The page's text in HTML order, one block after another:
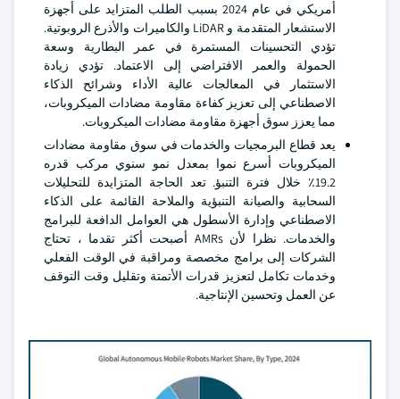
أمريكي في عام 2024 بسبب الطلب المتزايد على أجهزة
الاستشعار المتقدمة و LiDAR والكاميرات والأذرع الروبوتية.
تؤدي التحسينات المستمرة في عمر البطارية وسعة
الحمولة والعمر الافتراضي إلى الاعتماد. تؤدي زيادة
الاستثمار في المعالجات عالية الأداء وشرائح الذكاء
الاصطناعي إلى تعزيز كفاءة مقاومة مضادات الميكروبات،
مما يعزز سوق أجهزة مقاومة مضادات الميكروبات.
يعد قطاع البرمجيات والخدمات في سوق مقاومة مضادات
الميكروبات أسرع نموا بمعدل نمو سنوي مركب قدره
19.2٪ خلال فترة التنبؤ. تعد الحاجة المتزايدة للتحليلات
السحابية والصيانة التنبؤية والملاحة القائمة على الذكاء
الاصطناعي وإدارة الأسطول هي العوامل الدافعة للبرامج
والخدمات. نظرا لأن AMRs أصبحت أكثر تقدما ، تحتاج
الشركات إلى برامج مخصصة ومراقبة في الوقت الفعلي
وخدمات تكامل لتعزيز قدرات الأتمتة وتقليل وقت التوقف
عن العمل وتحسين الإنتاجية.